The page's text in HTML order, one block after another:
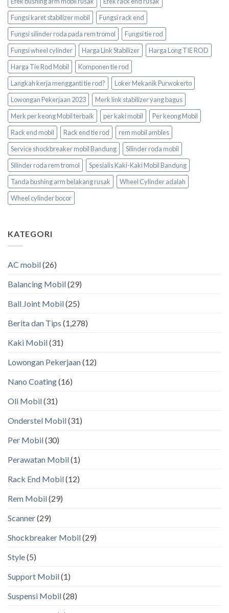
Fungsi karet stabilizer mobil
Fungsi rack end
Fungsi silinder roda pada rem tromol
Fungsi tie rod
Fungsi wheel cylinder
Harga Link Stabilizer
Harga Long TIE ROD
Harga Tie Rod Mobil
Komponen tie rod
Langkah kerja mengganti tie rod?
Loker Mekanik Purwokerto
Lowongan Pekerjaan 2023
Merk link stabilizer yang bagus
Merk per keong Mobil terbaik
per kaki mobil
Per keong Mobil
Rack end mobil
Rack end tie rod
rem mobil ambles
Service shockbreaker mobil Bandung
Silinder roda mobil
Silinder roda rem tromol
Spesialis Kaki-Kaki Mobil Bandung
Tanda bushing arm belakang rusak
Wheel Cylinder adalah
Wheel cylinder bocor
KATEGORI
AC mobil(26)
Balancing Mobil(29)
Ball Joint Mobil(25)
Berita dan Tips (1,278)
Kaki Mobil(31)
Lowongan Pekerjaan(12)
Nano Coating(16)
Oli Mobil(31)
Onderstel Mobil(31)
Per Mobil(30)
Perawatan Mobil(1)
Rack End Mobil(12)
Rem Mobil(29)
Scanner(29)
Shockbreaker Mobil(29)
Style(5)
Support Mobil(1)
Suspensi Mobil(28)